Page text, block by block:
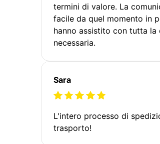
termini di valore. La
facile da quel momento in
hanno assistito con tutta la
necessaria.
Sara
L'intero processo di
trasporto!